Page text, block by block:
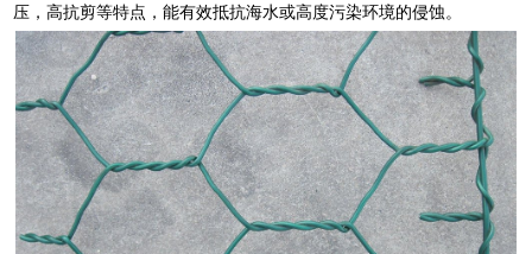
压，高抗剪等特点，能有效抵抗海水或高度污染环境的侵蚀。